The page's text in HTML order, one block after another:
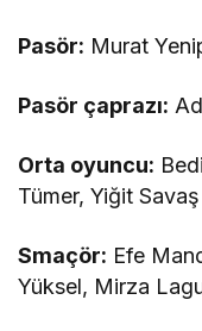
Pasör: Murat
Pasör çaprazı:
Orta oyuncu:
Tümer, Yiğit
Smaçör: Efe
Yüksel, Mirza